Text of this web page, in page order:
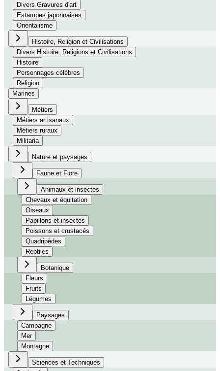
Divers Gravures d'art
Estampes japonnaises
Orientalisme
Histoire, Religion et Civilisations
Divers Histoire, Religions et Civilisations
Histoire
Personnages célèbres
Religion
Marines
Métiers
Métiers artisanaux
Métiers ruraux
Militaria
Nature et paysages
Faune et Flore
Animaux et insectes
Chevaux et équitation
Oiseaux
Papillons et insectes
Poissons et crustacés
Quadripèdes
Reptiles
Botanique
Fleurs
Fruits
Légumes
Paysages
Campagne
Mer
Montagne
Sciences et Techniques